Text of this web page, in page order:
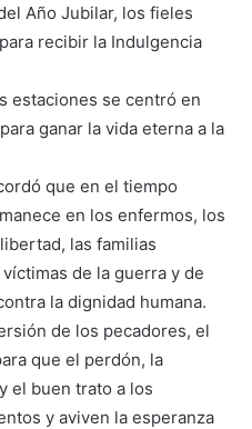
Año Jubilar, los fieles
recibir la Indulgencia
estaciones se centró en
ganar la vida eterna a la
que en el tiempo
en los enfermos, los
las familias
de la guerra y de
la dignidad humana.
de los pecadores, el
que el perdón, la
el buen trato a los
y aviven la esperanza